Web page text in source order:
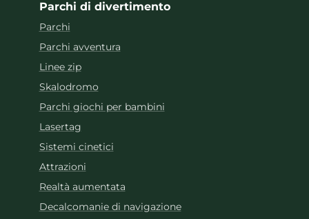
Parchi di divertimento
Parchi
Parchi avventura
Linee zip
Skalodromo
Parchi giochi per bambini
Lasertag
Sistemi cinetici
Attrazioni
Realtà aumentata
Decalcomanie di navigazione